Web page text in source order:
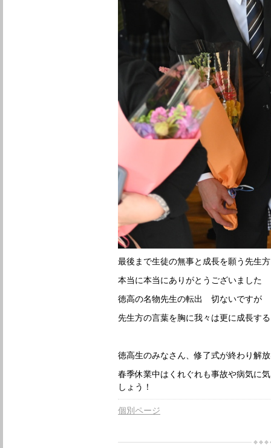
最後まで生徒の無事と成長を願う先生方
本当に本当にありがとうございました
徳高の名物先生の転出 切ないですが
先生方の言葉を胸に我々は更に成長す
徳高生のみなさん、修了式が終わり解
春季休業中はくれぐれも事故や病気に
しょう！
個別ページ